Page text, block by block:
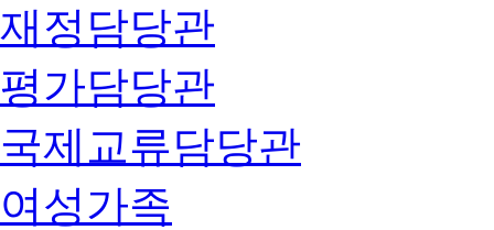
재정담당관
평가담당관
국제교류담당관
여성가족